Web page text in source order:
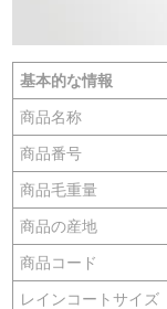
基本的な情報
商品名称
商品番号
商品毛重量
商品の産地
商品コード
レインコートサイズ